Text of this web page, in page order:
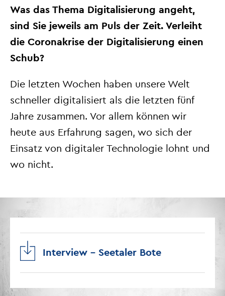
Was das Thema Digitalisierung angeht,
sind Sie jeweils am Puls der Zeit. Verleiht
die Coronakrise der Digitalisierung einen
Schub?
Die letzten Wochen haben unsere Welt
schneller digitalisiert als die letzten fünf
Jahre zusammen. Vor allem können wir
heute aus Erfahrung sagen, wo sich der
Einsatz von digitaler Technologie lohnt und
wo nicht.
Interview – Seetaler Bote